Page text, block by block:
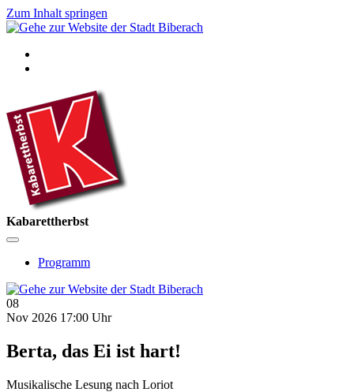
Zum Inhalt springen
Kabarettherbst
Programm
08
Nov 2026 17:00 Uhr
Berta, das Ei ist hart!
Musikalische Lesung nach Loriot